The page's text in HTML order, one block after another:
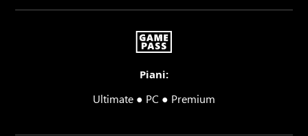
Piani:
Ultimate ● PC ● Premium